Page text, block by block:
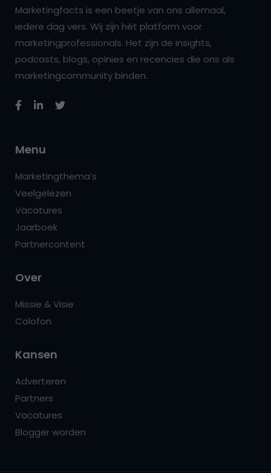
Marketingfacts is een beetje van ons allemaal,
iedere dag vers. Wij zijn hét platform voor
marketingprofessionals. Het zijn de insights,
podcasts, blogs, opinies en recencies die ons als
marketingcommunity binden.
Menu
Marketingthema’s
Veelgelezen
Vacatures
Jaarboek
Partnercontent
Over
Missie & Visie
Colofon
Kansen
Adverteren
Partners
Vacatures
Blogger worden